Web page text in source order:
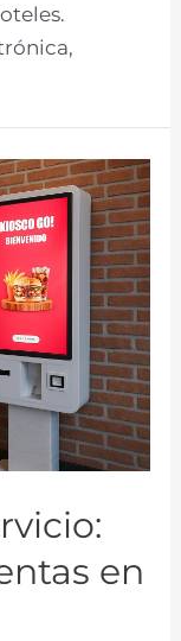
en